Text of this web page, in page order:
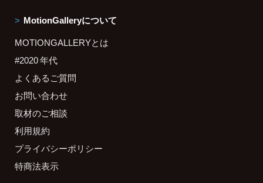
MotionGalleryについて
MOTIONGALLERYとは
#2020 年代
よくあるご質問
お問い合わせ
取材のご相談
利用規約
プライバシーポリシー
特商法表示